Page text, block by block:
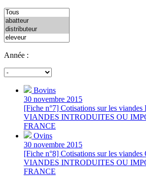
Année :
Bovins
30 novembre 2015
[Fiche n°7] Cotisations sur les
VIANDES INTRODUITES OU
FRANCE
Ovins
30 novembre 2015
[Fiche n°8] Cotisations sur les
VIANDES INTRODUITES OU
FRANCE